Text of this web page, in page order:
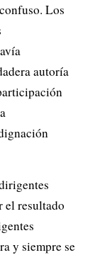
Los
autoría
el resultado
y siempre se